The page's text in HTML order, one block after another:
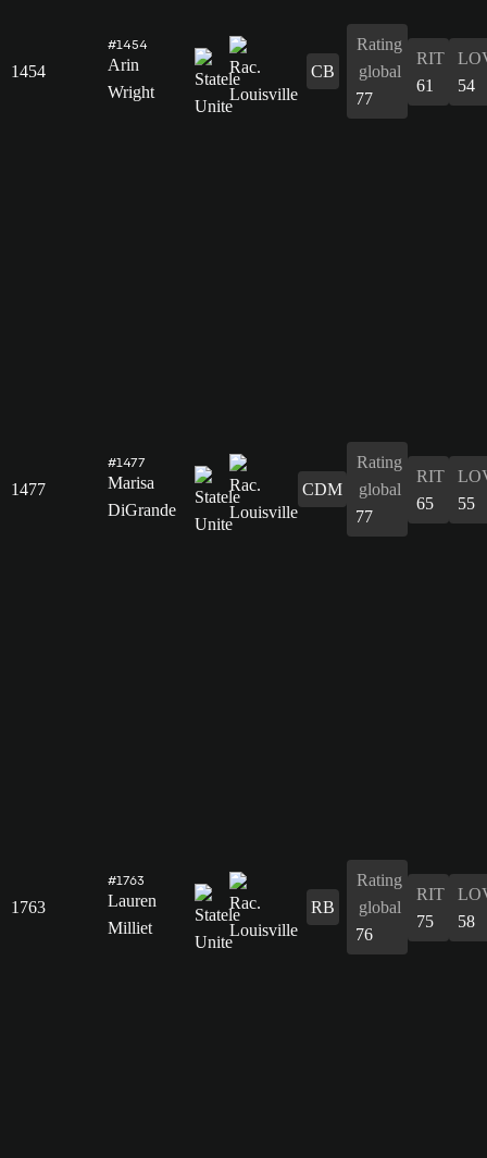
1454
#1454
Arin
Wright
CB
Rating
global
77
RIT
61
54
1477
#1477
Marisa
DiGrande
CDM
Rating
global
77
RIT
65
55
1763
#1763
Lauren
Milliet
RB
Rating
global
76
RIT
75
58